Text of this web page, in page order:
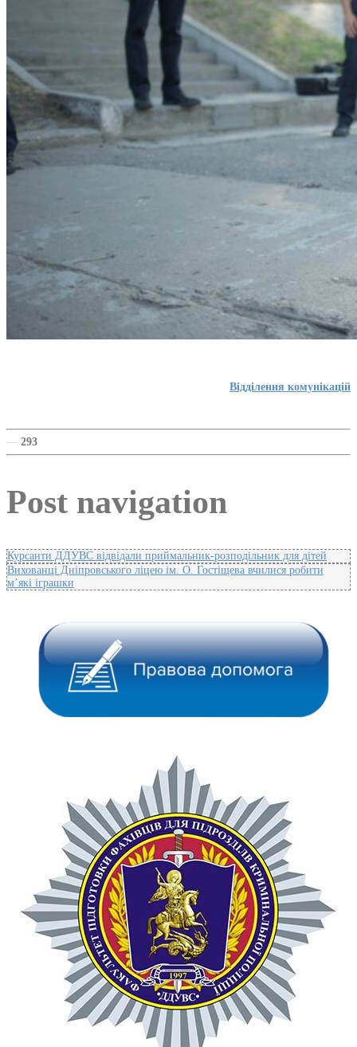
Відділення комунікацій
— 293
Post navigation
Курсанти ДДУВС відвідали приймальник-розподільник для дітей
Вихованці Дніпровського ліцею ім. О. Гостіщева вчилися робити
м’які іграшки